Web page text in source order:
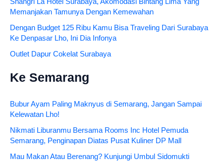
Memanjakan Tamunya Dengan Kemewahan
Dengan Budget 125 Ribu Kamu Bisa Traveling Dari Surabaya
Ke Denpasar Lho, Ini Dia Infonya
Outlet Dapur Cokelat Surabaya
Ke Semarang
Bubur Ayam Paling Maknyus di Semarang, Jangan Sampai
Kelewatan Lho!
Nikmati Liburanmu Bersama Rooms Inc Hotel Pemuda
Semarang, Penginapan Diatas Pusat Kuliner DP Mall
Mau Makan Atau Berenang? Kunjungi Umbul Sidomukti